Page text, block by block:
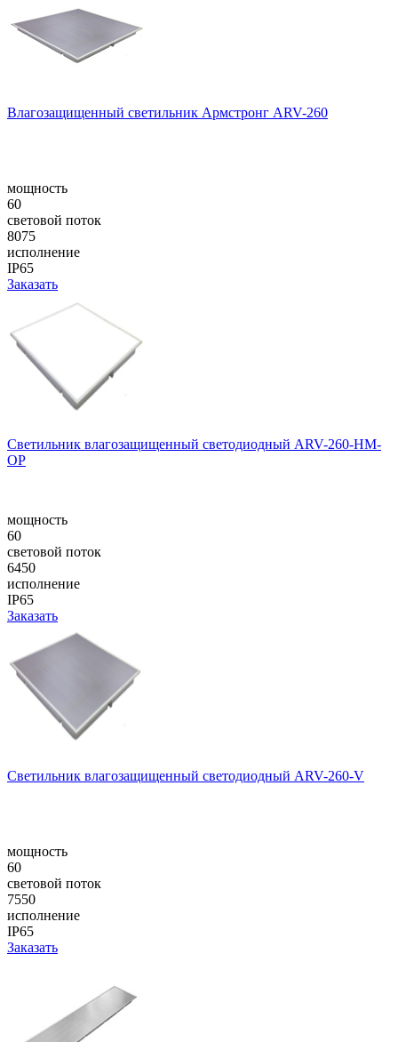
Влагозащищенный светильник Армстронг ARV-260
мощность
60
световой поток
8075
исполнение
IP65
Заказать
Cветильник влагозащищенный светодиодный ARV-260-НM-
OP
мощность
60
световой поток
6450
исполнение
IP65
Заказать
Cветильник влагозащищенный светодиодный ARV-260-V
мощность
60
световой поток
7550
исполнение
IP65
Заказать